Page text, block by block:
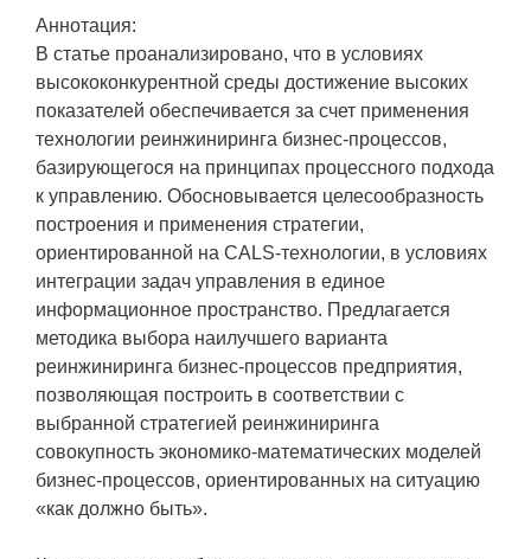
Аннотация:
В статье проанализировано, что в условиях
высококонкурентной среды достижение высоких
показателей обеспечивается за счет применения
технологии реинжиниринга бизнес-процессов,
базирующегося на принципах процессного подхода
к управлению. Обосновывается целесообразность
построения и применения стратегии,
ориентированной на CALS-технологии, в условиях
интеграции задач управления в единое
информационное пространство. Предлагается
методика выбора наилучшего варианта
реинжиниринга бизнес-процессов предприятия,
позволяющая построить в соответствии с
выбранной стратегией реинжиниринга
совокупность экономико-математических моделей
бизнес-процессов, ориентированных на ситуацию
«как должно быть».